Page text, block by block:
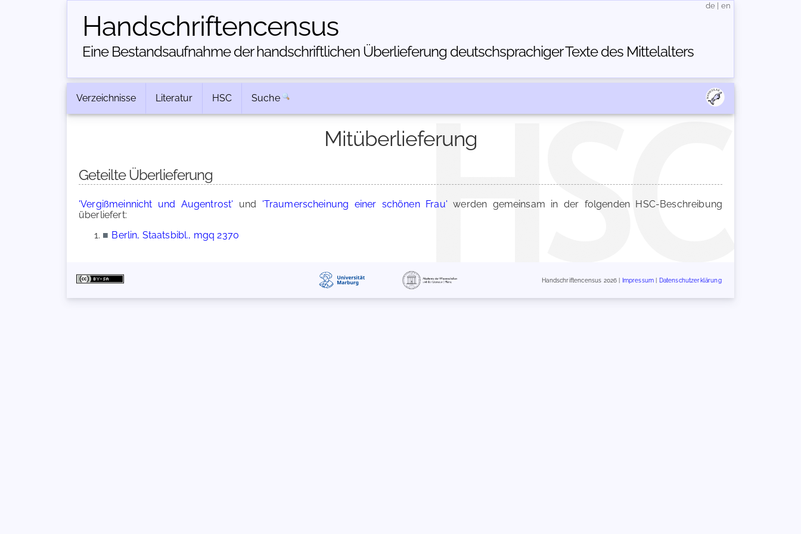
Handschriften­census
Eine Bestandsaufnahme der handschriftlichen Über­lieferung deutschsprachiger Texte des Mittelalters
de en
Verzeichnisse Literatur HSC Suche
Mitüberlieferung
Geteilte Überlieferung
'Vergißmeinnicht und Augentrost' und 'Traumerscheinung einer schönen Frau' werden gemeinsam in der folgenden HSC-Beschreibung
überliefert:
■ Berlin, Staatsbibl., mgq 2370
Handschriftencensus 2026 | Impressum Datenschutzerklärung